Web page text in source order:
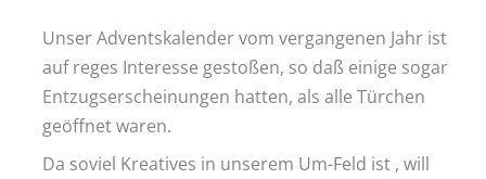
Unser Adventskalender vom vergangenen Jahr ist
auf reges Interesse gestoßen, so daß einige sogar
Entzugserscheinungen hatten, als alle Türchen
geöffnet waren.
Da soviel Kreatives in unserem Um-Feld ist , will